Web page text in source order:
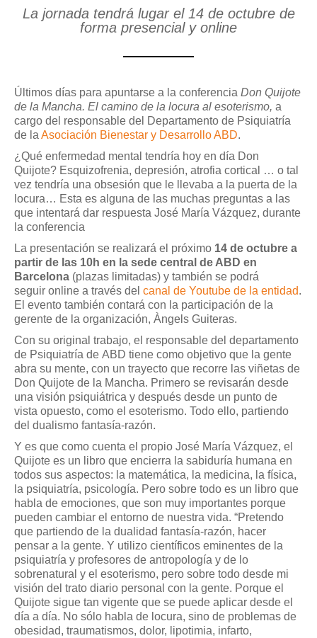
La jornada tendrá lugar el 14 de octubre de
forma presencial y online
Últimos días para apuntarse a la conferencia Don Quijote
de la Mancha. El camino de la locura al esoterismo, a
cargo del responsable del Departamento de Psiquiatría
de la Asociación Bienestar y Desarrollo ABD.
¿Qué enfermedad mental tendría hoy en día Don
Quijote? Esquizofrenia, depresión, atrofia cortical … o tal
vez tendría una obsesión que le llevaba a la puerta de la
locura… Esta es alguna de las muchas preguntas a las
que intentará dar respuesta José María Vázquez, durante
la conferencia
La presentación se realizará el próximo 14 de octubre a
partir de las 10h en la sede central de ABD en
Barcelona (plazas limitadas) y también se podrá
seguir online a través del canal de Youtube de la entidad.
El evento también contará con la participación de la
gerente de la organización, Àngels Guiteras.
Con su original trabajo, el responsable del departamento
de Psiquiatría de ABD tiene como objetivo que la gente
abra su mente, con un trayecto que recorre las viñetas de
Don Quijote de la Mancha. Primero se revisarán desde
una visión psiquiátrica y después desde un punto de
vista opuesto, como el esoterismo. Todo ello, partiendo
del dualismo fantasía-razón.
Y es que como cuenta el propio José María Vázquez, el
Quijote es un libro que encierra la sabiduría humana en
todos sus aspectos: la matemática, la medicina, la física,
la psiquiatría, psicología. Pero sobre todo es un libro que
habla de emociones, que son muy importantes porque
pueden cambiar el entorno de nuestra vida. “Pretendo
que partiendo de la dualidad fantasía-razón, hacer
pensar a la gente. Y utilizo científicos eminentes de la
psiquiatría y profesores de antropología y de lo
sobrenatural y el esoterismo, pero sobre todo desde mi
visión del trato diario personal con la gente. Porque el
Quijote sigue tan vigente que se puede aplicar desde el
día a día. No sólo habla de locura, sino de problemas de
obesidad, traumatismos, dolor, lipotimia, infarto,